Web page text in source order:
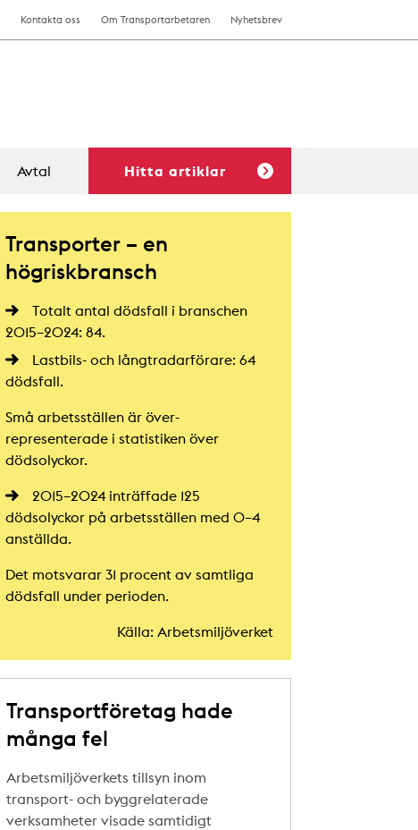
Kontakta oss Om Transportarbetaren Nyhetsbrev
Avtal Hitta artiklar
Transporter – en
högriskbransch
Totalt antal dödsfall i branschen
2015–2024: 84.
Lastbils- och långtradarförare: 64
dödsfall.
Små arbetsställen är över­
representerade i statistiken över
dödsolyckor.
2015–2024 inträffade 125
dödsolyckor på arbetsställen med 0–4
anställda.
Det motsvarar 31 procent av samtliga
dödsfall under perioden.
Källa: Arbetsmiljöverket
Transportföretag hade
många fel
Arbetsmiljöverkets tillsyn inom
transport- och byggrelaterade
verksamheter visade samtidigt